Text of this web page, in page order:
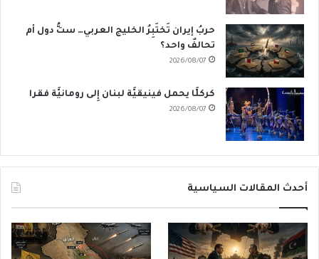
حربُ إيران تَختَبِرُ الخليج العربي… ستُّ دول أم
تحالفٌ واحد؟
2026/08/07
كركلَّا يحمل فينيقيَّة لبنان إِلى رومانيَّة فقرا
2026/08/07
أحدث المقالات السياسية